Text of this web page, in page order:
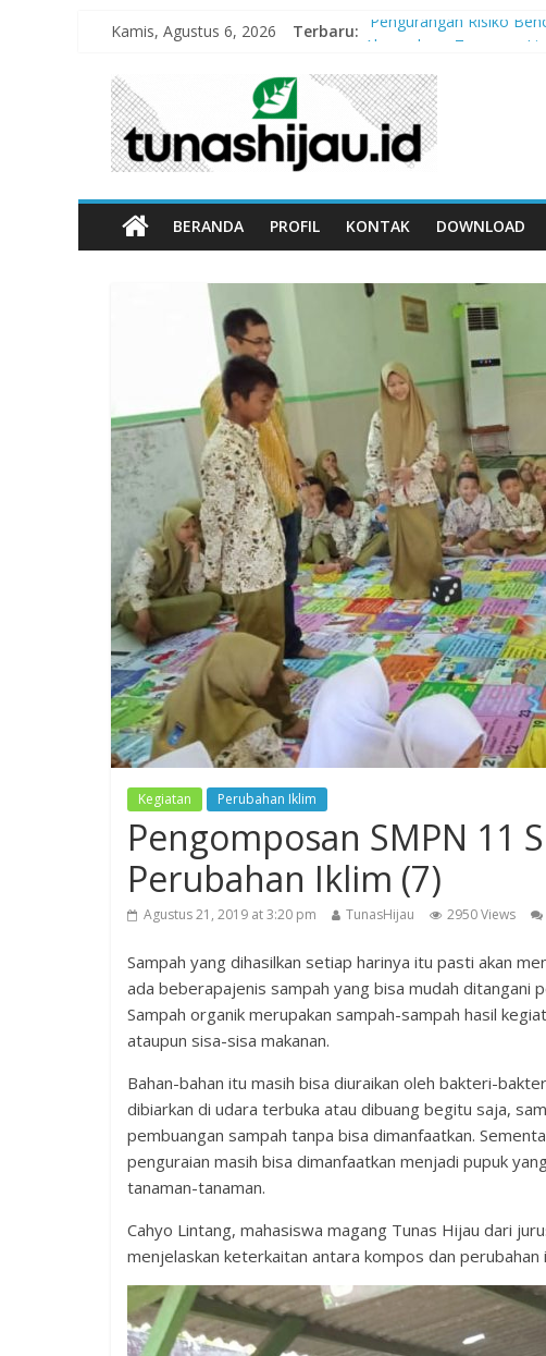
Kamis, Agustus 6, 2026 Terbaru:
“Pengurangan Risiko
Peran Kritis Pendidik
Sekolah Aman Gempa
Hari Anak Nasional
BERANDA PROFIL KONTAK DOWNLOAD
Kegiatan Perubahan Iklim
Pengomposan SMPN 11
Perubahan Iklim (7)
Agustus 21, 2019 at 3:20 pm TunasHijau 2950 Views
Sampah yang dihasilkan setiap harinya itu pasti akan
ada beberapajenis sampah yang bisa mudah ditangani
Sampah organik merupakan sampah-sampah hasil
ataupun sisa-sisa makanan.
Bahan-bahan itu masih bisa diuraikan oleh bakteri-
dibiarkan di udara terbuka atau dibuang begitu saja,
pembuangan sampah tanpa bisa dimanfaatkan.
penguraian masih bisa dimanfaatkan menjadi pupuk
tanaman-tanaman.
Cahyo Lintang, mahasiswa magang Tunas Hijau dari
menjelaskan keterkaitan antara kompos dan